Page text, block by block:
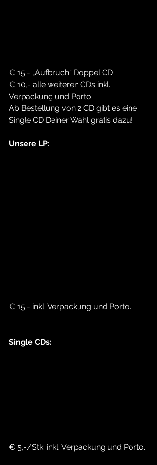
€ 15,- „Aufbruch“ Doppel CD
€ 10,- alle weiteren CDs inkl.
Verpackung und Porto.
Ab Bestellung von 2 CD gibt es eine
Single CD Deiner Wahl gratis dazu!
Unsere LP:
€ 15,- inkl. Verpackung und Porto.
Single CDs:
€ 5,-/Stk. inkl. Verpackung und Porto.